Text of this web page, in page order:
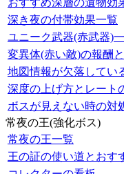
おすすめ深層の遺物効
深き夜の付帯効果一覧
ユニーク武器(赤武器)
変異体(赤い敵)の報酬
地図情報が欠落してい
深度の上げ方とレート
ボスが見えない時の対
常夜の王(強化ボス)
常夜の王一覧
王の証の使い道とおす